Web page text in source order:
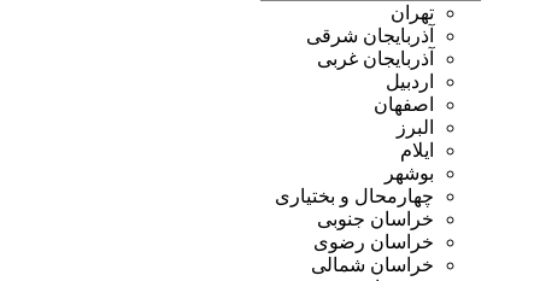
تهران
آذربایجان شرقی
آذربایجان غربی
اردبیل
اصفهان
البرز
ایلام
بوشهر
چهارمحال و بختیاری
خراسان جنوبی
خراسان رضوی
خراسان شمالی